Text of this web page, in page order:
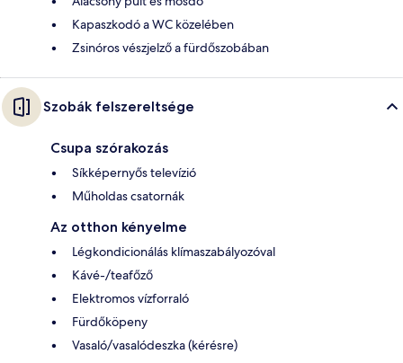
Kapaszkodó a WC közelében
Zsinóros vészjelző a fürdőszobában
Szobák felszereltsége
Csupa szórakozás
Síkképernyős televízió
Műholdas csatornák
Az otthon kényelme
Légkondicionálás klímaszabályozóval
Kávé-/teafőző
Elektromos vízforraló
Fürdőköpeny
Vasaló/vasalódeszka (kérésre)